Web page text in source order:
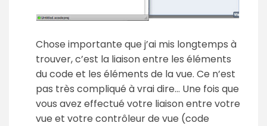
Chose importante que j’ai mis longtemps à
trouver, c’est la liaison entre les éléments
du code et les éléments de la vue. Ce n’est
pas très compliqué à vrai dire… Une fois que
vous avez effectué votre liaison entre votre
vue et votre contrôleur de vue (code